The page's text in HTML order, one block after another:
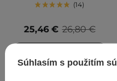
14
26,80 €
25,46 €
Súhlasím s použitím